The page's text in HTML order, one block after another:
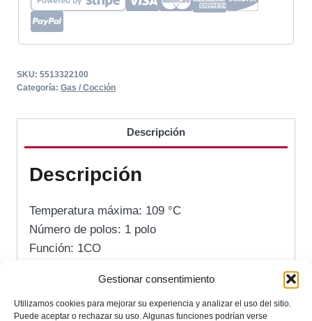
Gestionar consentimiento
Utilizamos cookies para mejorar su experiencia y analizar el uso del sitio.
Puede aceptar o rechazar su uso. Algunas funciones podrían verse
SKU: 5513322100
Categoría: Gas / Cocción
Descripción
Descripción
Temperatura máxima: 109 °C
Número de polos: 1 polo
Función: 1CO
Diámetro de sonda: 3,03 mm
Longitud de sonda: 198 mm